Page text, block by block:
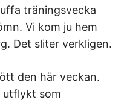
träningsvecka
Vi kom ju hem
Det sliter verkligen.
den här veckan.
utflykt som